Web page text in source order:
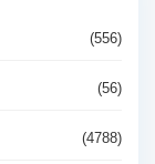
(556)
(56)
(4788)